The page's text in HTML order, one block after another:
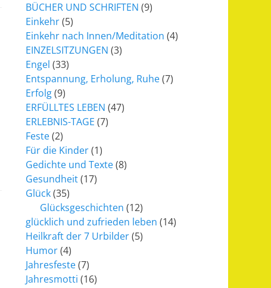
BÜCHER UND SCHRIFTEN (9)
Einkehr(5)
Einkehr nach Innen/Meditation (4)
EINZELSITZUNGEN (3)
Engel (33)
Entspannung, Erholung, Ruhe(7)
Erfolg(9)
ERFÜLLTES LEBEN (47)
ERLEBNIS-TAGE (7)
Feste(2)
Für die Kinder(1)
Gedichte und Texte(8)
Gesundheit(17)
Glück(35)
Glücksgeschichten (12)
glücklich und zufrieden leben (14)
Heilkraft der 7 Urbilder(5)
Humor(4)
Jahresfeste(7)
Jahresmotti (16)